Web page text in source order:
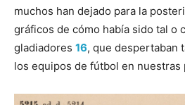
muchos han dejado para la
gráficos de cómo había sido tal o
gladiadores 16, que despertaban
los equipos de fútbol en nuestras